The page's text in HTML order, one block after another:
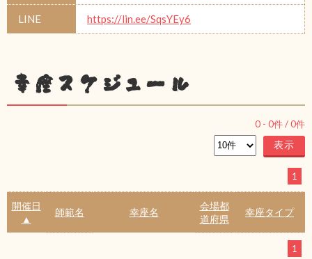
LINE https://lin.ee/SqsYEy6
幸座スケジュール
0 - 0件 /0件
1
開催日
▲
師範名 幸座名
会場都
道府県
幸座タイプ
1